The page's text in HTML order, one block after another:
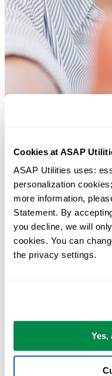
Cookies at ASAP
ASAP Utilities uses:
personalization
more information,
Statement. By
you decline, we will
cookies. You can
the privacy settings.
Yes,
Практичные
не хватает в самом Excel.
Набор
Вы можете начать работу